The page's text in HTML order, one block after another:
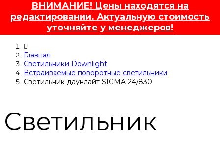
ВНИМАНИЕ! Цены находятся на
редактировании. Актуальную стоимость
уточняйте у менеджеров!
Главная
Светильники Downlight
Встраиваемые поворотные светильники
Светильник даунлайт SIGMA 24/830
Светильник